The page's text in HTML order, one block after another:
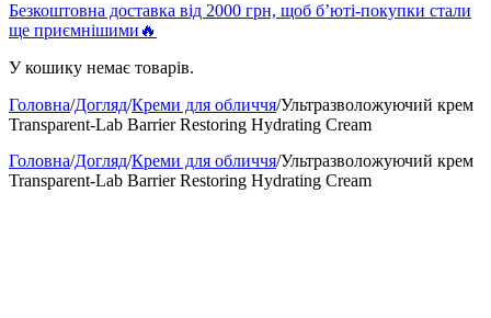
Безкоштовна доставка від 2000 грн, щоб б’юті-покупки стали
ще приємнішими🔥
У кошику немає товарів.
Головна/Догляд/Креми для обличчя/Ультразволожуючий крем
Transparent-Lab Barrier Restoring Hydrating Cream
Головна/Догляд/Креми для обличчя/Ультразволожуючий крем
Transparent-Lab Barrier Restoring Hydrating Cream